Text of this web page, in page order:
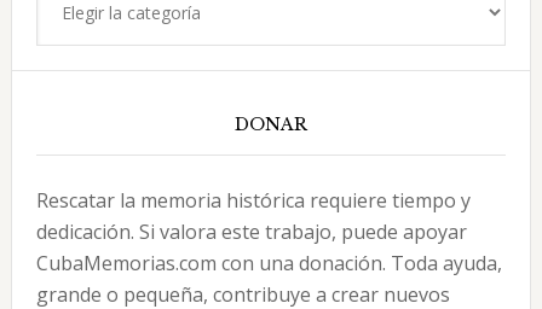
DONAR
Rescatar la memoria histórica requiere tiempo y
dedicación. Si valora este trabajo, puede apoyar
CubaMemorias.com con una donación. Toda ayuda,
grande o pequeña, contribuye a crear nuevos